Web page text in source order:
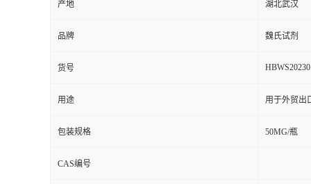
产地 湖北武汉
品牌 魏氏试剂
货号
用途 用于外贸出
包装规格 50MG/瓶
CAS编号